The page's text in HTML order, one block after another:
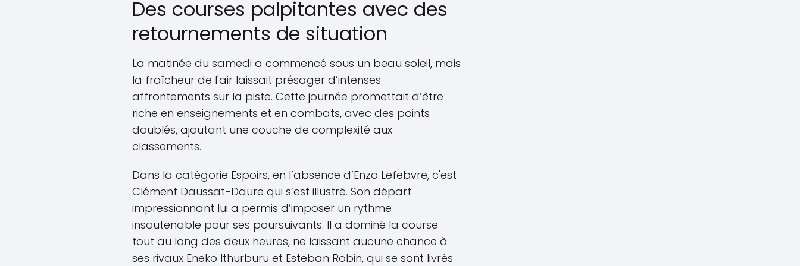
Des courses palpitantes avec des
retournements de situation
La matinée du samedi a commencé sous un beau soleil, mais
la fraîcheur de l'air laissait présager d’intenses
affrontements sur la piste. Cette journée promettait d’être
riche en enseignements et en combats, avec des points
doublés, ajoutant une couche de complexité aux
classements.
Dans la catégorie Espoirs, en l’absence d’Enzo Lefebvre, c'est
Clément Daussat-Daure qui s’est illustré. Son départ
impressionnant lui a permis d’imposer un rythme
insoutenable pour ses poursuivants. Il a dominé la course
tout au long des deux heures, ne laissant aucune chance à
ses rivaux Eneko Ithurburu et Esteban Robin, qui se sont livrés